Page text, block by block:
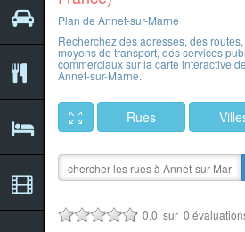
Plan de Annet-sur-Marne
Recherchez des adresses, des
moyens de transport, des services
commerciaux sur la carte interactive de
Annet-sur-Marne.
Rues
0,0 sur 0